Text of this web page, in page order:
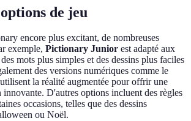
de jeu
encore plus excitant, de nombreuses
exemple, Pictionary Junior est adapté aux
mots plus simples et des dessins plus faciles
des versions numériques comme le
la réalité augmentée pour offrir une
innovante. D'autres options incluent des règles
occasions, telles que des dessins
ou Noël.